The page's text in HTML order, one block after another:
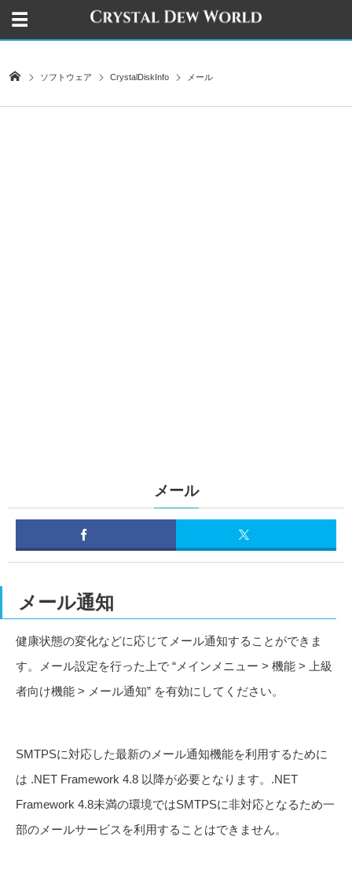
ソフトウェア CrystalDiskInfo メール
メール
メール通知
健康状態の変化などに応じてメール通知することができま
す。メール設定を行った上で “メインメニュー > 機能 > 上級
者向け機能 > メール通知” を有効にしてください。
SMTPSに対応した最新のメール通知機能を利用するために
は .NET Framework 4.8 以降が必要となります。.NET
Framework 4.8未満の環境ではSMTPSに非対応となるため一
部のメールサービスを利用することはできません。